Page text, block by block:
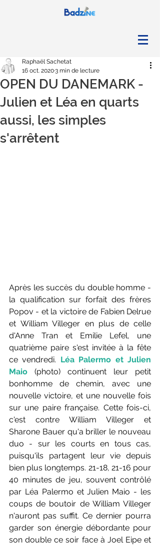
OPEN DU DANEMARK -
Julien et Léa en quarts
aussi, les simples
s'arrêtent
Raphaël Sachetat
16 oct. 20203 min de lecture
Après les succès du double homme -
la qualification sur forfait des frères
Popov - et la victoire de Fabien Delrue
et William Villeger en plus de celle
d'Anne Tran et Emilie Lefel, une
quatrième paire s'est invitée à la fête
ce vendredi. Léa Palermo et Julien
Maio (photo) continuent leur petit
bonhomme de chemin, avec une
nouvelle victoire, et une nouvelle fois
sur une paire française. Cette fois-ci,
c'est contre William Villeger et
Sharone Bauer qu'a briller le nouveau
duo - sur les courts en tous cas,
puisqu'ils partagent leur vie depuis
bien plus longtemps. 21-18, 21-16 pour
40 minutes de jeu, souvent contrôlé
par Léa Palermo et Julien Maio - les
coups de boutoir de William Villeger
n'auront pas suffit. Ce dernier pourra
garder son énergie débordante pour
son double ce soir face à Joel Eipe et